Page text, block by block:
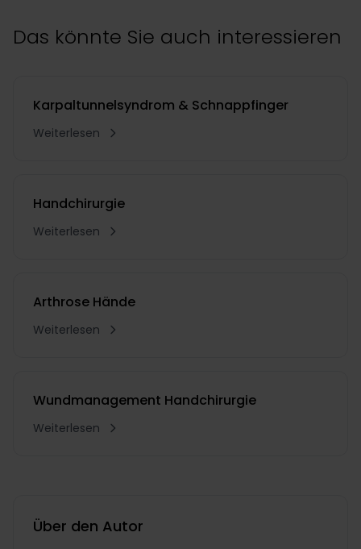
Das könnte Sie auch interessieren
Karpaltunnelsyndrom & Schnappfinger
Weiterlesen
Handchirurgie
Weiterlesen
Arthrose Hände
Weiterlesen
Wundmanagement Handchirurgie
Weiterlesen
Über den Autor